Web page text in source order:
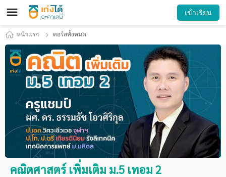
เข้าเรียน
หน้าแรก คอร์สทั้งหมด
คณิตศาสตร์ เพิ่มเติม ม.5 เทอม 2